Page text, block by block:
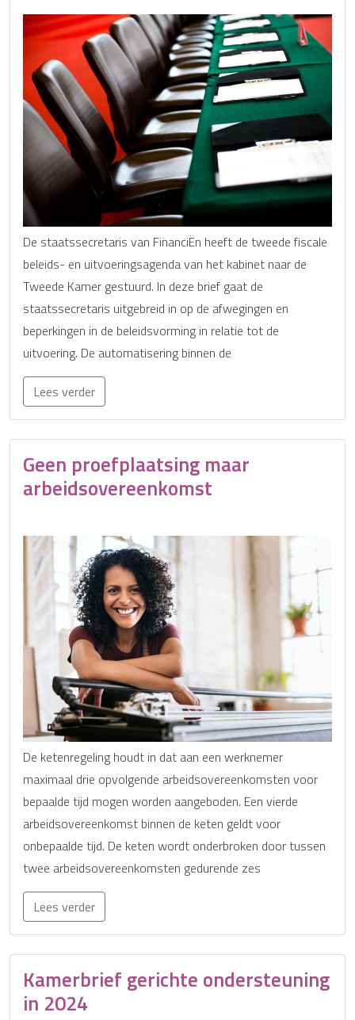
De staatssecretaris van FinanciËn heeft de tweede fiscale
beleids- en uitvoeringsagenda van het kabinet naar de
Tweede Kamer gestuurd. In deze brief gaat de
staatssecretaris uitgebreid in op de afwegingen en
beperkingen in de beleidsvorming in relatie tot de
uitvoering. De automatisering binnen de
Lees verder
Geen proefplaatsing maar
arbeidsovereenkomst
De ketenregeling houdt in dat aan een werknemer
maximaal drie opvolgende arbeidsovereenkomsten voor
bepaalde tijd mogen worden aangeboden. Een vierde
arbeidsovereenkomst binnen de keten geldt voor
onbepaalde tijd. De keten wordt onderbroken door tussen
twee arbeidsovereenkomsten gedurende zes
Lees verder
Kamerbrief gerichte ondersteuning
in 2024